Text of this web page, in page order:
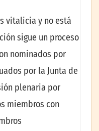
vitalicia y no está
sigue un proceso
nominados por
por la Junta de
plenaria por
miembros con